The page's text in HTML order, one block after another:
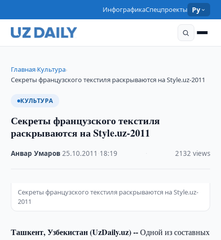
ИнфографикаСпецпроекты Ру
Главная›Культура›
Секреты французского текстиля раскрываются на Style.uz-2011
КУЛЬТУРА
Секреты французского текстиля
раскрываются на Style.uz-2011
Анвар Умаров ·25.10.2011 18:19 2132 views
Секреты французского текстиля раскрываются на Style.uz-
2011
Ташкент, Узбекистан (UzDaily.uz) --Одной из составных